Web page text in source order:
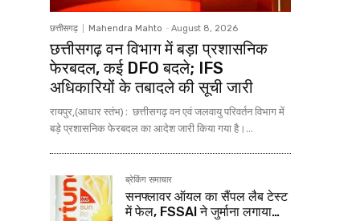
छत्तीसगढ़ Mahendra Mahto - August 8, 2026
छत्तीसगढ़ वन विभाग में बड़ा प्रशासनिक
फेरबदल, कई DFO बदले; IFS
अधिकारियों के तबादले की सूची जारी
रायपुर,(आधार स्तंभ) : छत्तीसगढ़ वन एवं जलवायु परिवर्तन विभाग में
बड़े प्रशासनिक फेरबदल का आदेश जारी किया गया है।...
ब्रेकिंग समाचार
सनफ्लावर ऑयल का सैंपल लैब टेस्ट
में फेल, FSSAI ने जुर्माना लगाया…